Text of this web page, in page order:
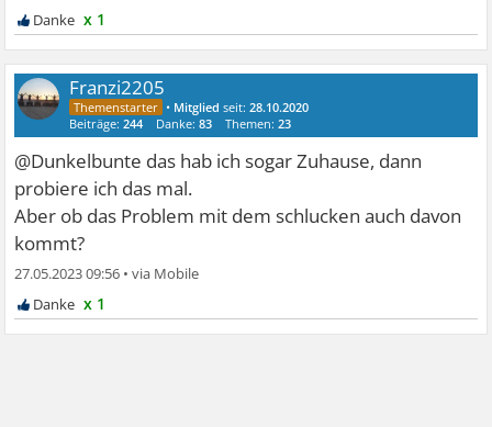
x 1
Franzi2205
• Mitglied seit:28.10.2020
Beiträge:244 Danke:83 Themen:23
@Dunkelbunte das hab ich sogar Zuhause, dann
probiere ich das mal.
Aber ob das Problem mit dem schlucken auch davon
kommt?
27.05.2023 09:56 •
x 1